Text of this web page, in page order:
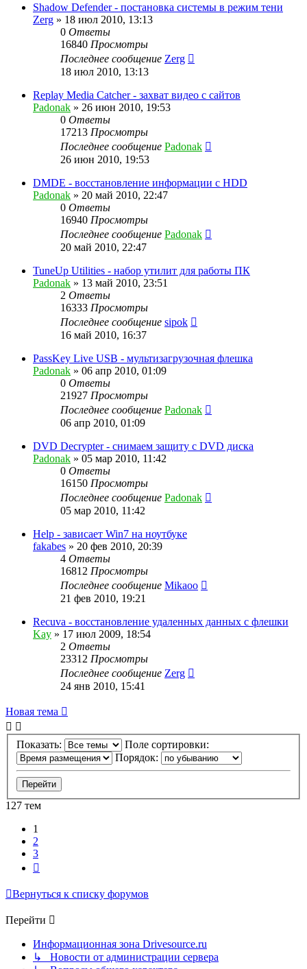
Shadow Defender - постановка системы в режим тени
Zerg » 18 июл 2010, 13:13
0 Ответы
16840 Просмотры
Последнее сообщение Zerg
18 июл 2010, 13:13
Replay Media Catcher - захват видео с сайтов
Padonak » 26 июн 2010, 19:53
0 Ответы
17213 Просмотры
Последнее сообщение Padonak
26 июн 2010, 19:53
DMDE - восстановление информации с HDD
Padonak » 20 май 2010, 22:47
0 Ответы
16940 Просмотры
Последнее сообщение Padonak
20 май 2010, 22:47
TuneUp Utilities - набор утилит для работы ПК
Padonak » 13 май 2010, 23:51
2 Ответы
16333 Просмотры
Последнее сообщение sipok
16 май 2010, 16:37
PassKey Live USB - мультизагрузочная флешка
Padonak » 06 апр 2010, 01:09
0 Ответы
21927 Просмотры
Последнее сообщение Padonak
06 апр 2010, 01:09
DVD Decrypter - снимаем защиту с DVD диска
Padonak » 05 мар 2010, 11:42
0 Ответы
16150 Просмотры
Последнее сообщение Padonak
05 мар 2010, 11:42
Help - зависает Win7 на ноутбуке
fakabes » 20 фев 2010, 20:39
4 Ответы
16812 Просмотры
Последнее сообщение Mikaoo
21 фев 2010, 19:21
Recuva - восстановление удаленных данных с флешки
Kay » 17 июл 2009, 18:54
2 Ответы
23312 Просмотры
Последнее сообщение Zerg
24 янв 2010, 15:41
Новая тема
Показать:
Поле сортировки:
Порядок:
127 тем
1
2
3
Вернуться к списку форумов
Перейти
Информационная зона Drivesource.ru
↳ Новости от администрации сервера